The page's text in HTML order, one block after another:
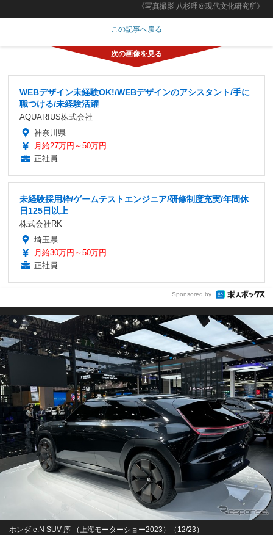
《写真撮影 八杉理＠現代文化研究所》
この記事へ戻る
WEBデザイン未経験OK!/WEBデザインのアシスタント/手に
職つける/未経験活躍
AQUARIUS株式会社
神奈川県
月給27万円～50万円
正社員
未経験採用枠/ゲームテストエンジニア/研修制度充実/年間休
日125日以上
株式会社RK
埼玉県
月給30万円～50万円
正社員
Sponsored by
ホンダ e:N SUV 序 （上海モーターショー2023）（12/23）